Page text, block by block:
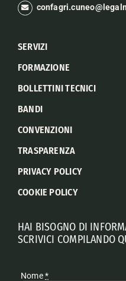
SERVIZI
FORMAZIONE
BOLLETTINI TECNICI
BANDI
CONVENZIONI
TRASPARENZA
PRIVACY POLICY
COOKIE POLICY
HAI BISOGNO DI
SCRIVICI COMPILANDO
Nome*